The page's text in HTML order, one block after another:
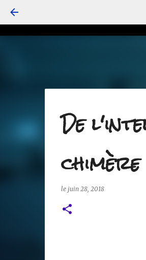
De
chimère
le juin 28, 2018